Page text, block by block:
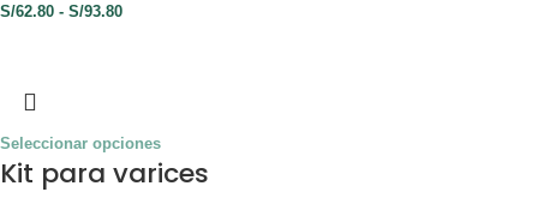
S/62.80 - S/93.80
Seleccionar opciones
Kit para varices